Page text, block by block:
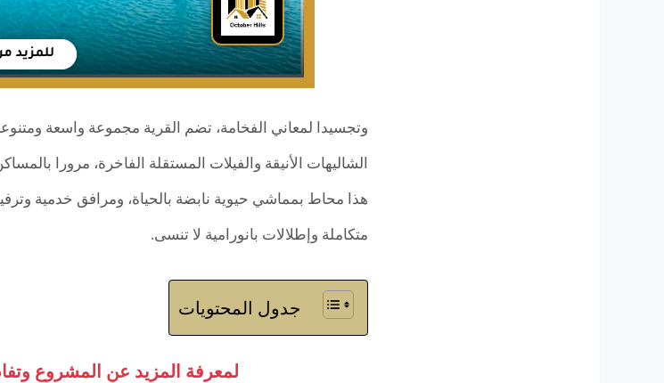
وتجسيدا لمعاني الفخامة، تضم القرية مجموعة واسعة
الشاليهات الأنيقة والفيلات المستقلة الفاخرة، مرورا
هذا محاط بمماشي حيوية نابضة بالحياة، ومرافق خدمية
متكاملة وإطلالات بانورامية لا تنسى.
جدول المحتويات
لمعرفة المزيد عن المشروع